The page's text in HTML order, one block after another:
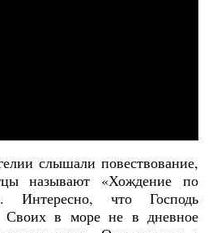
слышали повествование,
называют «Хождение по
Интересно, что Господь
Своих в море не в дневное